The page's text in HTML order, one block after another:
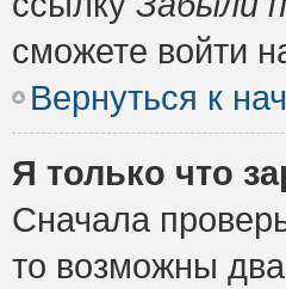
сможете войти
Вернуться к
Я только что
Сначала
то возможны